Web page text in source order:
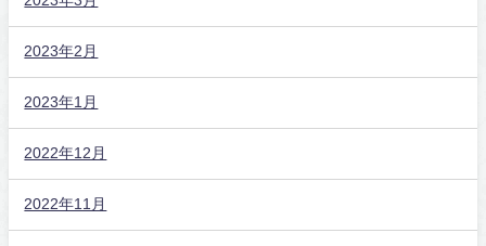
2023年2月
2023年1月
2022年12月
2022年11月